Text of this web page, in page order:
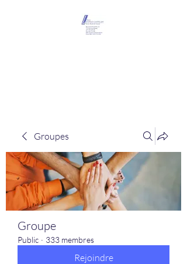
Groupes
Groupe
Public · 333 membres
Rejoindre